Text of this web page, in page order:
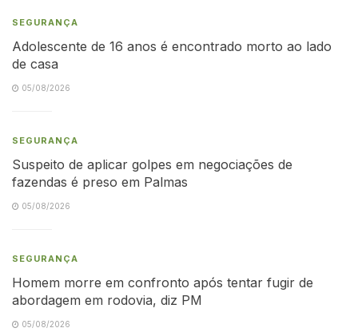
SEGURANÇA
Adolescente de 16 anos é encontrado morto ao lado
de casa
05/08/2026
SEGURANÇA
Suspeito de aplicar golpes em negociações de
fazendas é preso em Palmas
05/08/2026
SEGURANÇA
Homem morre em confronto após tentar fugir de
abordagem em rodovia, diz PM
05/08/2026